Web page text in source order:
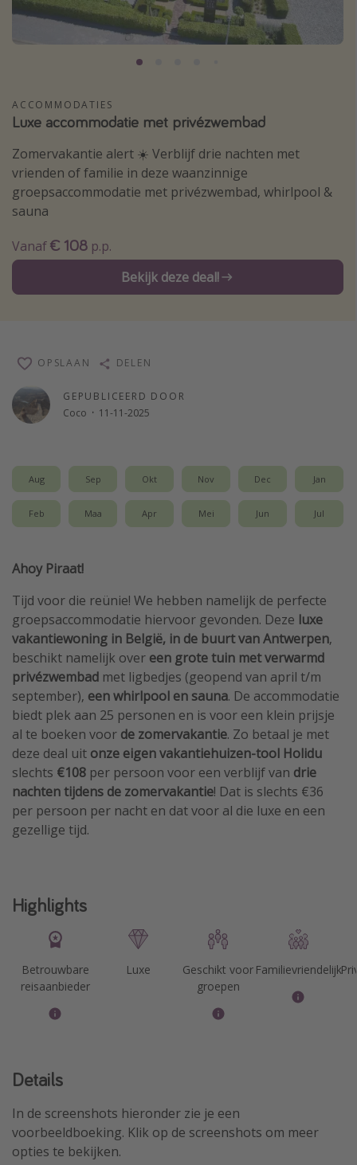
Thailand
Sardinie
Egypte
Bali
Type vakantie
Weekendje weg
Zonvakanties
Rondreizen
Meer onderwerpen
Reisblog
Reiskalender
Beste keukens ter wereld
Center Parcs
Disneyland Parijs
Strandvakantie in Italië
Strandvakantie in Nederland
All inclusive vakantie in Griekenland
ACCOMMODATIES
Luxe accommodatie met privézwembad
Zomervakantie alert ☀️ Verblijf drie nachten met
vrienden of familie in deze waanzinnige
groepsaccommodatie met privézwembad, whirlpool &
sauna
Vanaf€ 108 p.p.
Bekijk deze deal!
GEPUBLICEERD DOOR
Coco · 11-11-2025
OPSLAAN DELEN
Aug Sep Okt Nov Dec Jan
Feb Maa Apr Mei Jun Jul
Ahoy Piraat!
Tijd voor die reünie! We hebben namelijk de perfecte
groepsaccommodatie hiervoor gevonden. Deze luxe
vakantiewoning in België, in de buurt van Antwerpen,
beschikt namelijk over een grote tuin met verwarmd
privézwembad met ligbedjes (geopend van april t/m
september), een whirlpool en sauna. De accommodatie
biedt plek aan 25 personen en is voor een klein prijsje
al te boeken voor de zomervakantie. Zo betaal je met
deze deal uit onze eigen vakantiehuizen-tool Holidu
slechts €108 per persoon voor een verblijf van drie
nachten tijdens de zomervakantie! Dat is slechts €36
per persoon per nacht en dat voor al die luxe en een
gezellige tijd.
Highlights
Betrouwbare
reisaanbieder
Luxe
Geschikt voor
groepen
Familievriendelijk
Details
In de screenshots hieronder zie je een
voorbeeldboeking. Klik op de screenshots om meer
opties te bekijken.